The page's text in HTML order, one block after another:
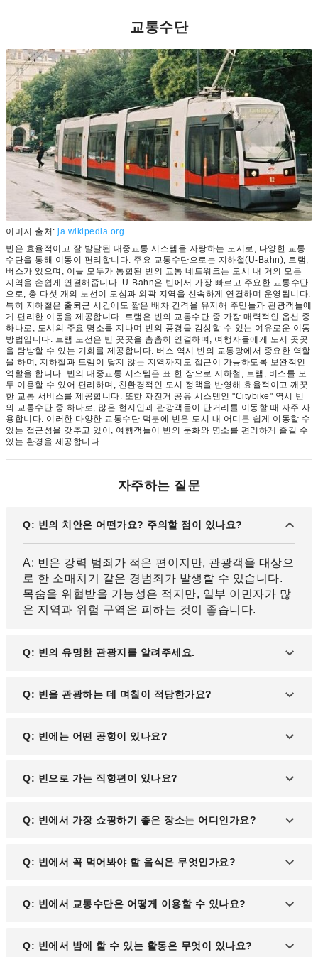
교통수단
이미지 출처: ja.wikipedia.org
빈은 효율적이고 잘 발달된 대중교통 시스템을 자랑하는 도시로, 다양한 교통
수단을 통해 이동이 편리합니다. 주요 교통수단으로는 지하철(U-Bahn), 트램,
버스가 있으며, 이들 모두가 통합된 빈의 교통 네트워크는 도시 내 거의 모든
지역을 손쉽게 연결해줍니다. U-Bahn은 빈에서 가장 빠르고 주요한 교통수단
으로, 총 다섯 개의 노선이 도심과 외곽 지역을 신속하게 연결하며 운영됩니다.
특히 지하철은 출퇴근 시간에도 짧은 배차 간격을 유지해 주민들과 관광객들에
게 편리한 이동을 제공합니다. 트램은 빈의 교통수단 중 가장 매력적인 옵션 중
하나로, 도시의 주요 명소를 지나며 빈의 풍경을 감상할 수 있는 여유로운 이동
방법입니다. 트램 노선은 빈 곳곳을 촘촘히 연결하며, 여행자들에게 도시 곳곳
을 탐방할 수 있는 기회를 제공합니다. 버스 역시 빈의 교통망에서 중요한 역할
을 하며, 지하철과 트램이 닿지 않는 지역까지도 접근이 가능하도록 보완적인
역할을 합니다. 빈의 대중교통 시스템은 표 한 장으로 지하철, 트램, 버스를 모
두 이용할 수 있어 편리하며, 친환경적인 도시 정책을 반영해 효율적이고 깨끗
한 교통 서비스를 제공합니다. 또한 자전거 공유 시스템인 "Citybike" 역시 빈
의 교통수단 중 하나로, 많은 현지인과 관광객들이 단거리를 이동할 때 자주 사
용합니다. 이러한 다양한 교통수단 덕분에 빈은 도시 내 어디든 쉽게 이동할 수
있는 접근성을 갖추고 있어, 여행객들이 빈의 문화와 명소를 편리하게 즐길 수
있는 환경을 제공합니다.
자주하는 질문
Q: 빈의 치안은 어떤가요? 주의할 점이 있나요?
A: 빈은 강력 범죄가 적은 편이지만, 관광객을 대상으
로 한 소매치기 같은 경범죄가 발생할 수 있습니다.
목숨을 위협받을 가능성은 적지만, 일부 이민자가 많
은 지역과 위험 구역은 피하는 것이 좋습니다.
Q: 빈의 유명한 관광지를 알려주세요.
A: 유네스코 세계문화유산으로 지정된 '쇤브룬 궁
Q: 빈을 관광하는 데 며칠이 적당한가요?
A: 빈은 볼거리가 많은 도시로, 충분히 관광하려면 약
Q: 빈에는 어떤 공항이 있나요?
A: 오스트리아항공의 거점인 '빈 국제공항'이 있습니
Q: 빈으로 가는 직항편이 있나요?
A: 인천공항에서 출발하는 직항편이 운영되고 있습
Q: 빈에서 가장 쇼핑하기 좋은 장소는 어디인가요?
A: 빈에서 쇼핑을 즐기기에 가장 좋은 곳으로는 고급
Straße)'가 있습니다. 두 곳 모두 다양한 상점들이 모
Q: 빈에서 꼭 먹어봐야 할 음식은 무엇인가요?
A: 빈에서 꼭 맛봐야 할 음식으로는 오스트리아 전통
에서 이 두 음식을 쉽게 맛볼 수 있습니다.
Q: 빈에서 교통수단은 어떻게 이용할 수 있나요?
A: 빈은 대중교통 시스템이 잘 발달되어 있어 지하철
Q: 빈에서 밤에 할 수 있는 활동은 무엇이 있나요?